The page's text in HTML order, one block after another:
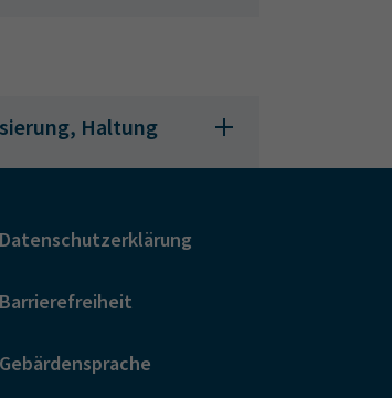
Haltung
und
Datenschutzerklärung
Barrierefreiheit
Gebärdensprache